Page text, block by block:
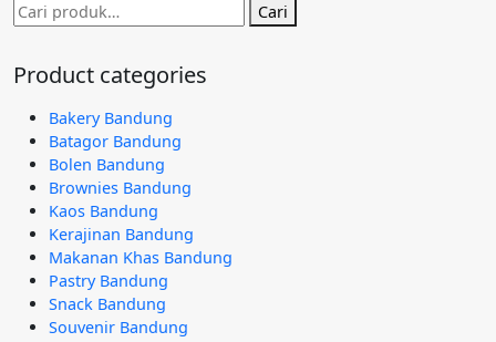
Pencarian
untuk:
Cari
Product categories
Bakery Bandung
Batagor Bandung
Bolen Bandung
Brownies Bandung
Kaos Bandung
Kerajinan Bandung
Makanan Khas Bandung
Pastry Bandung
Snack Bandung
Souvenir Bandung